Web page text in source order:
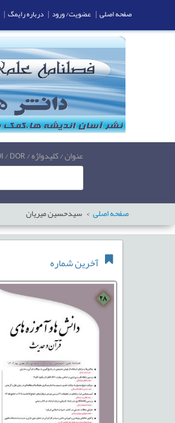
عنوان / کلیدواژه / DOI / DOR
صفحه اصلی سیدحسین میریان
آخرین شماره
صفحه اصلی | عضویت/ ورود | درباره رایمگ |